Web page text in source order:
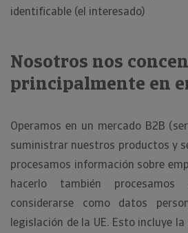
identificable (el interesado)
Nosotros nos
principalmente en
Operamos en un mercado B2B
suministrar nuestros productos y
procesamos información sobre
hacerlo también
considerarse como datos
legislación de la UE. Esto incluye